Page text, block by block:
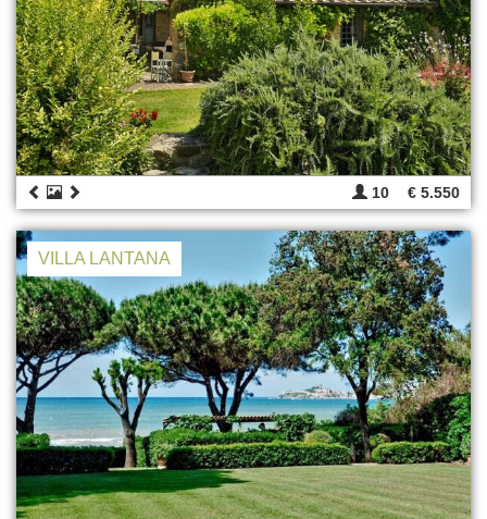
10 € 5.550
VILLA LANTANA